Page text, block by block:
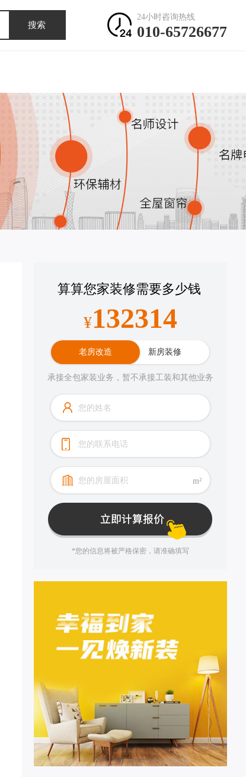
24小时咨询热线
010-65726677
搜索
算算您家装修需要多少钱
¥183569
老房改造 新房装修
承接全包家装业务，暂不承接工装和其他业务
m²
*您的信息将被严格保密，请准确填写